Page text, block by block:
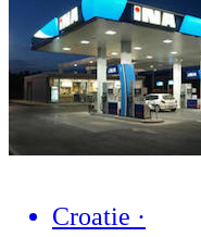
Croatie ·